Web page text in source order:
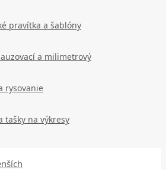
pravítka a šablóny
a milimetrový
rysovanie
tašky na výkresy